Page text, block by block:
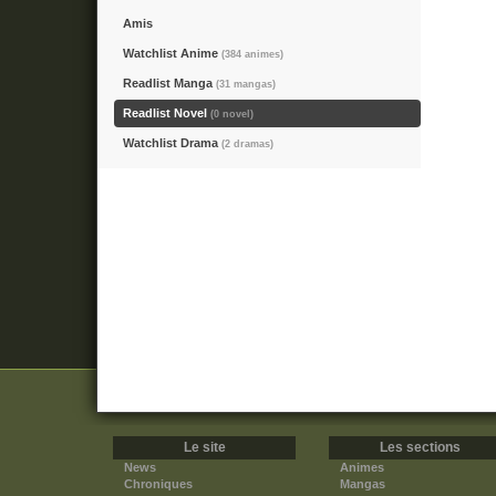
Amis
Watchlist Anime (384 animes)
Readlist Manga (31 mangas)
Readlist Novel (0 novel)
Watchlist Drama (2 dramas)
Le site
News
Chroniques
Les sections
Animes
Mangas